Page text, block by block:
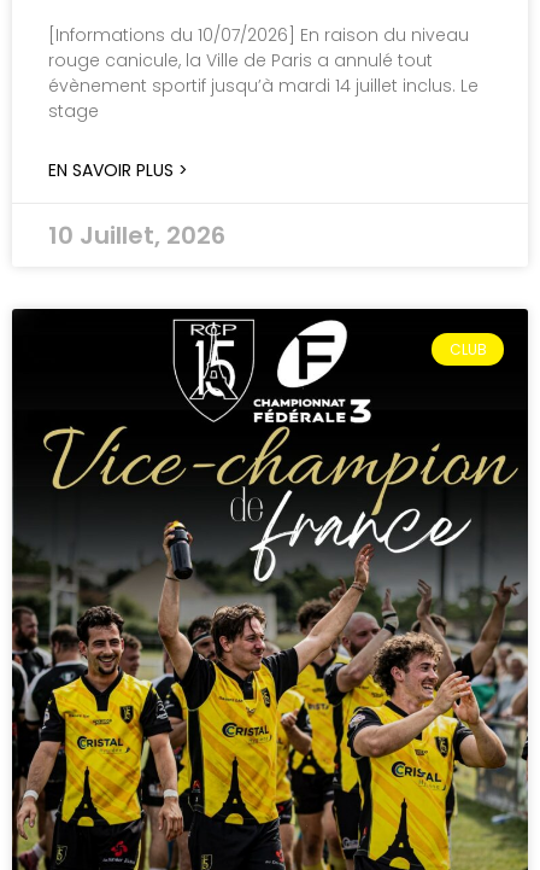
[Informations du 10/07/2026] En raison du niveau
rouge canicule, la Ville de Paris a annulé tout
évènement sportif jusqu’à mardi 14 juillet inclus. Le
stage
EN SAVOIR PLUS >
10 Juillet, 2026
CLUB